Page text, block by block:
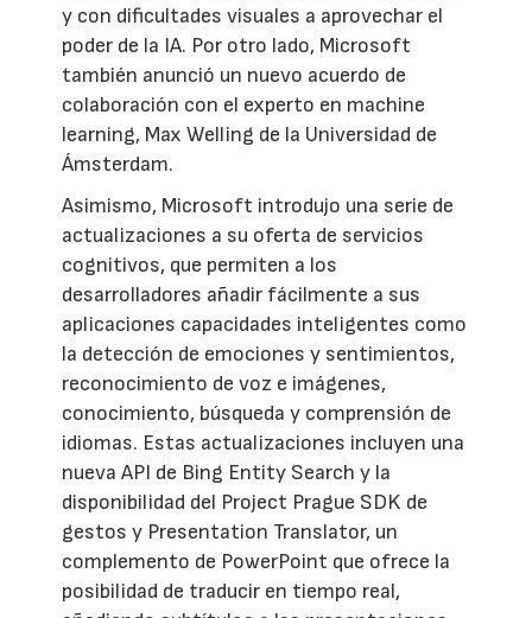
y con dificultades visuales a aprovechar el
poder de la IA. Por otro lado, Microsoft
también anunció un nuevo acuerdo de
colaboración con el experto en machine
learning, Max Welling de la Universidad de
Ámsterdam.
Asimismo, Microsoft introdujo una serie de
actualizaciones a su oferta de servicios
cognitivos, que permiten a los
desarrolladores añadir fácilmente a sus
aplicaciones capacidades inteligentes como
la detección de emociones y sentimientos,
reconocimiento de voz e imágenes,
conocimiento, búsqueda y comprensión de
idiomas. Estas actualizaciones incluyen una
nueva API de Bing Entity Search y la
disponibilidad del Project Prague SDK de
gestos y Presentation Translator, un
complemento de PowerPoint que ofrece la
posibilidad de traducir en tiempo real,